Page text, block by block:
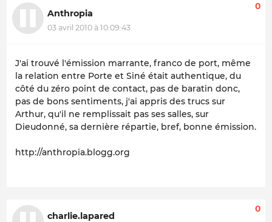
Anthropia
03 avril 2010 à 10:09:43
0
J'ai trouvé l'émission marrante, franco de port, même
la relation entre Porte et Siné était authentique, du
côté du zéro point de contact, pas de baratin donc,
pas de bons sentiments, j'ai appris des trucs sur
Arthur, qu'il ne remplissait pas ses salles, sur
Dieudonné, sa dernière répartie, bref, bonne émission.
http://anthropia.blogg.org
charlie.lapared
0